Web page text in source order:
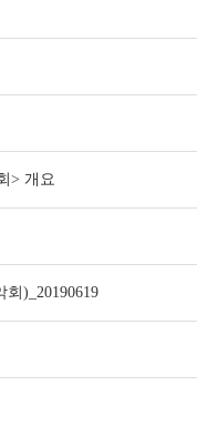
> 개요
)_20190619